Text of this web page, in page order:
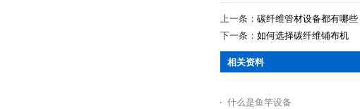
上一条： 碳纤维管材设备都有哪些
下一条： 如何选择碳纤维铺布机
相关资料
什么是鱼竿设备